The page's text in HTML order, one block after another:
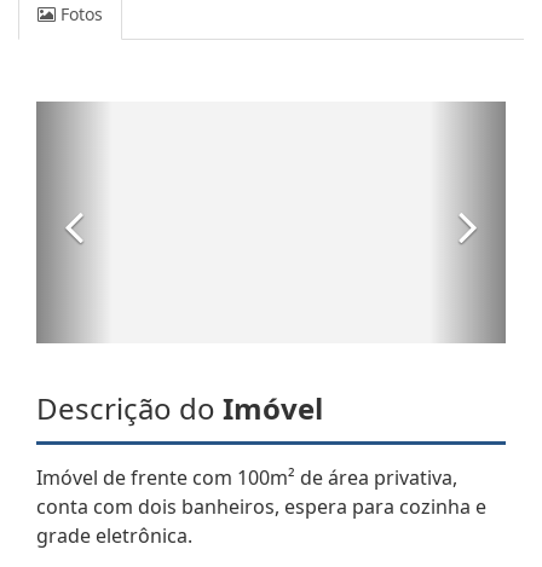
Fotos
Descrição do Imóvel
Imóvel de frente com 100m² de área privativa,
conta com dois banheiros, espera para cozinha e
grade eletrônica.